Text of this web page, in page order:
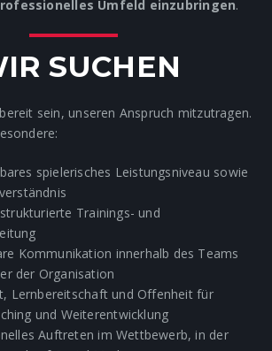
Umfeld einzubringen.
SUCHEN
sein, unseren Anspruch mitzutragen.
spielerisches Leistungsniveau sowie
Trainings- und
Kommunikation innerhalb des Teams
der Organisation
Lernbereitschaft und Offenheit für
und Weiterentwicklung
Auftreten im Wettbewerb, in der